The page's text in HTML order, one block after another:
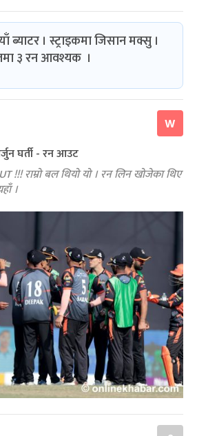
ब्याटर । स्ट्राइकमा जिसान मक्सु ।
३ रन आवश्यक ।
W
घर्ती - रन आउट
!!! राम्रो बल थियो यो । रन लिन खोजेका थिए
।